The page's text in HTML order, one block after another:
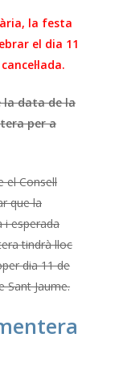
la festa
el dia 11
la data de la
per a
el Consell
que la
i esperada
tindrà lloc
dia 11 de
Sant Jaume.